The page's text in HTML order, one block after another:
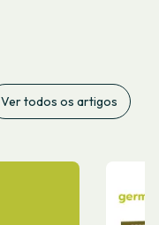
Ver todos os artigos